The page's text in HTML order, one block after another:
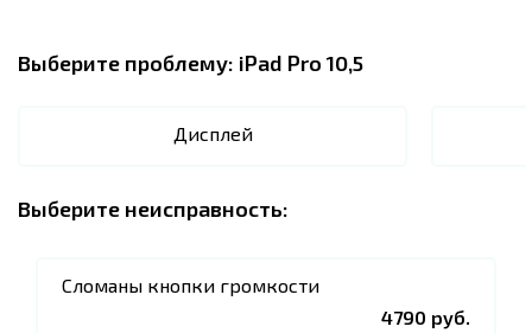
Выберите проблему: iPad Pro 10,5
Дисплей
Выберите неисправность:
Сломаны кнопки громкости
4790 руб.